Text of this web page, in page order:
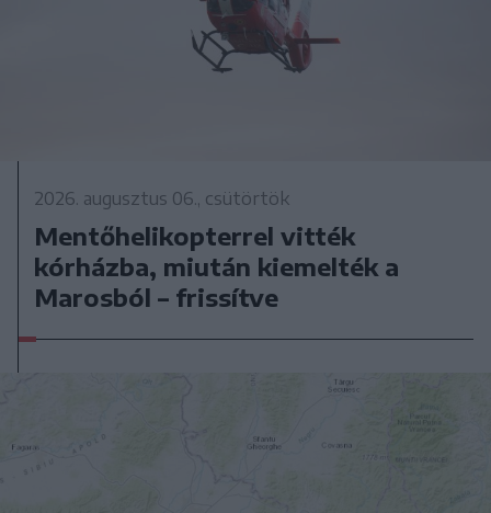
2026. augusztus 06., csütörtök
Mentőhelikopterrel vitték
kórházba, miután kiemelték a
Marosból – frissítve